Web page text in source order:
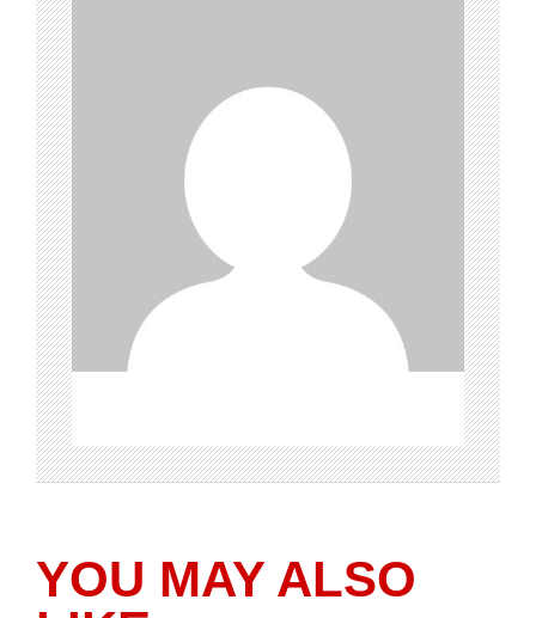
YOU MAY ALSO